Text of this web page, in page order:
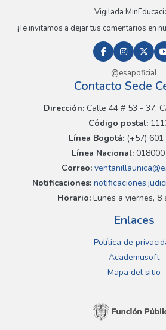
Vigilada
¡Te invitamos a dejar tus comentarios en
@esapoficial
Contacto Sede
Dirección:Calle 44 # 53 - 37,
Código postal:
Línea Bogotá:(+57) 601
Línea Nacional:
Correo:
Notificaciones:
Horario:Lunes a viernes, 8
Enlaces
Política de
Academusoft
Mapa del sitio